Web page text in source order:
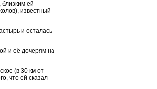
ей
известный
и осталась
и её дочерям на
(в 30 км от
что ей сказал